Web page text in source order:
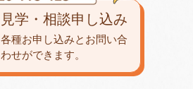
見学・相談申し込み
各種お申し込みとお問い合
わせができます。